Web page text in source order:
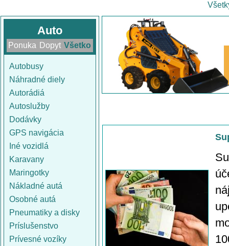
Auto
Ponuka Dopyt Všetko
Autobusy
Náhradné diely
Autorádiá
Autoslužby
Dodávky
GPS navigácia
Iné vozidlá
Karavany
Maringotky
Nákladné autá
Osobné autá
Pneumatiky a disky
Príslušenstvo
Prívesné vozíky